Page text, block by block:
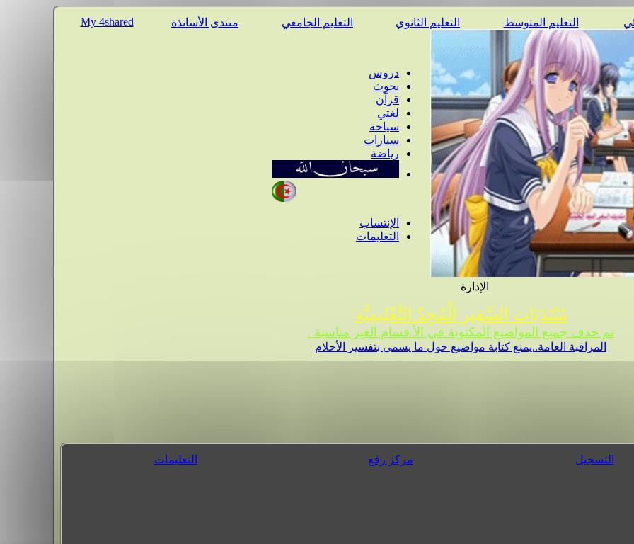
التعليم المتوسط التعليم الثانوي التعليم الجامعي منتدى الأساتذة My 4shared
دروس
بحوث
قرآن
لغتي
سياحة
سيارات
رياضة
الإنتساب
التعليمات
الإدارة
مُنْتَدَيَات السَّفِير الْمُجِدّ التَّعْلِيمِيَّة
تم حدف جميع المواضيع المكتوبة في الأ قسام الغير مناسبة .
المراقبة العامة..يمنع كتابة مواضيع حول ما يسمى بتفسير الأحلام
التسجيل مركز رفع التعليمات